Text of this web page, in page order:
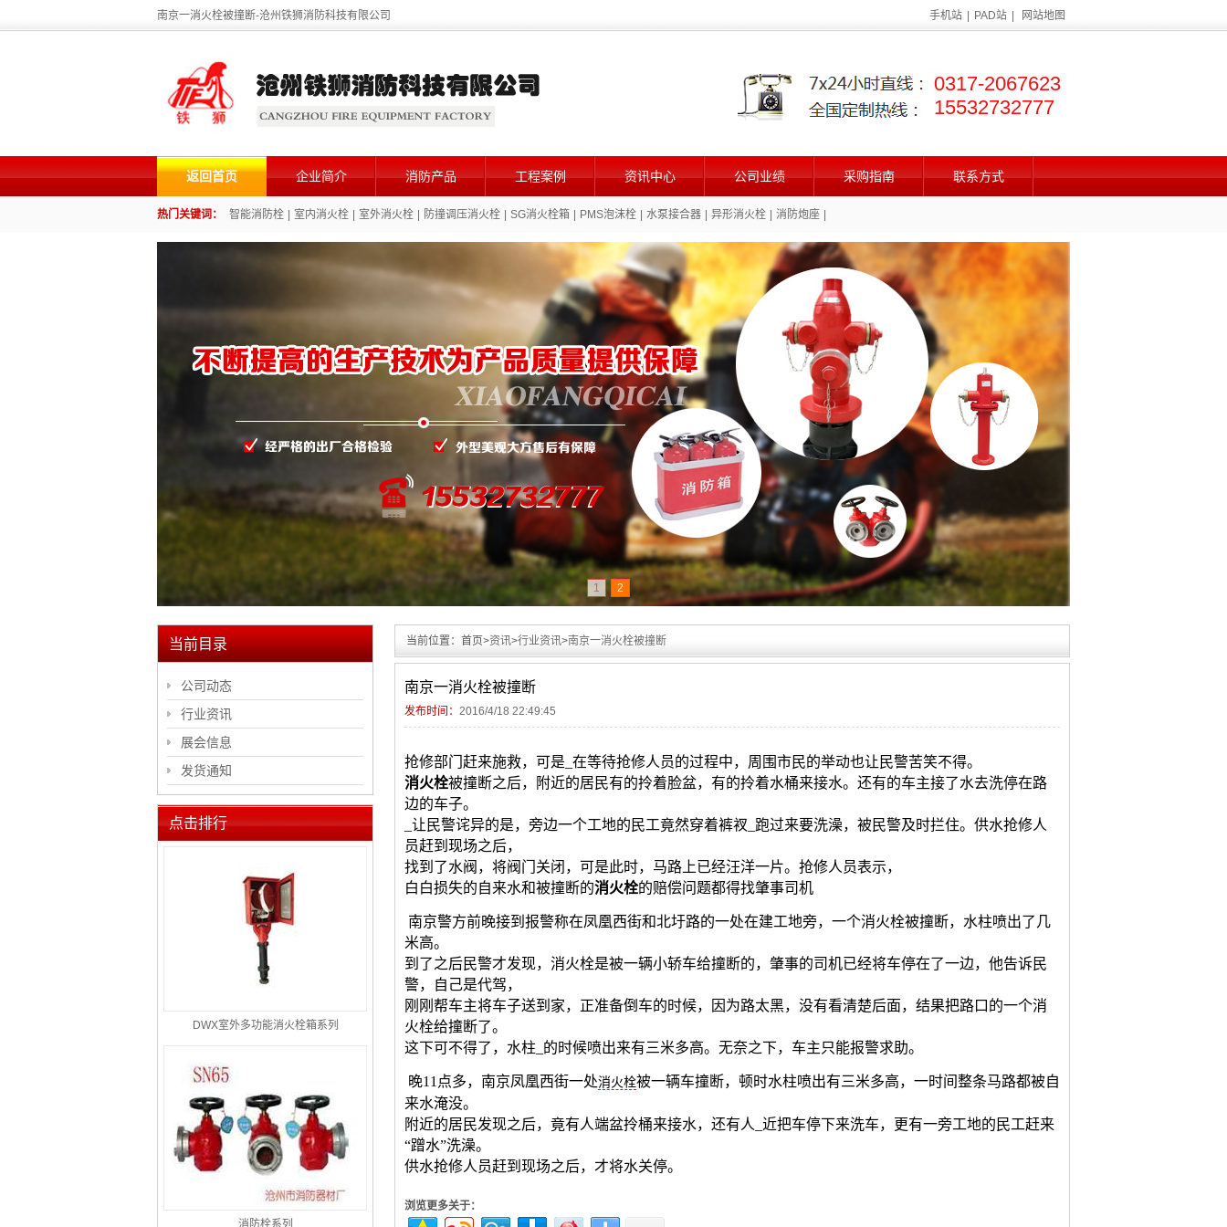
南京一消火栓被撞断-沧州铁狮消防科技有限公司 手机站 PAD站 网站地图
0317-2067623
15532732777
返回首页 企业简介 消防产品 工程案例 资讯中心 公司业绩 采购指南 联系方式
热门关键词： 智能消防栓 室内消火栓 室外消火栓 防撞调压消火栓 SG消火栓箱 PMS泡沫栓 水泵接合器 异形消火栓 消防炮座
1 2
当前位置： 首页>资讯>行业资讯>南京一消火栓被撞断
南京一消火栓被撞断
发布时间： 2016/4/18 22:49:45
抢修部门赶来施救，可是_在等待抢修人员的过程中，周围市民的举动也让民警苦笑不得。
消火栓被撞断之后，附近的居民有的拎着脸盆，有的拎着水桶来接水。还有的车主接了水去洗停在路
边的车子。
_让民警诧异的是，旁边一个工地的民工竟然穿着裤衩_跑过来要洗澡，被民警及时拦住。供水抢修人
员赶到现场之后，
找到了水阀，将阀门关闭，可是此时，马路上已经汪洋一片。抢修人员表示，
白白损失的自来水和被撞断的消火栓的赔偿问题都得找肇事司机
南京警方前晚接到报警称在凤凰西街和北圩路的一处在建工地旁，一个消火栓被撞断，水柱喷出了几
米高。
到了之后民警才发现，消火栓是被一辆小轿车给撞断的，肇事的司机已经将车停在了一边，他告诉民
警，自己是代驾，
刚刚帮车主将车子送到家，正准备倒车的时候，因为路太黑，没有看清楚后面，结果把路口的一个消
火栓给撞断了。
这下可不得了，水柱_的时候喷出来有三米多高。无奈之下，车主只能报警求助。
晚11点多，南京凤凰西街一处消火栓被一辆车撞断，顿时水柱喷出有三米多高，一时间整条马路都被自
来水淹没。
附近的居民发现之后，竟有人端盆拎桶来接水，还有人_近把车停下来洗车，更有一旁工地的民工赶来
“蹭水”洗澡。
供水抢修人员赶到现场之后，才将水关停。
浏览更多关于：
当前目录
公司动态
行业资讯
展会信息
发货通知
点击排行
DWX室外多功能消火栓箱系列
消防栓系列